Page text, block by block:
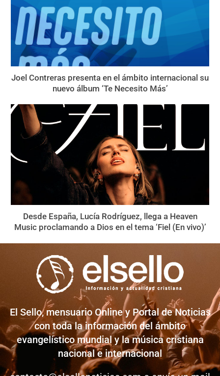
Joel Contreras presenta en el ámbito internacional su
nuevo álbum ‘Te Necesito Más’
Desde España, Lucía Rodríguez, llega a Heaven
Music proclamando a Dios en el tema ‘Fiel (En vivo)’
El Sello, mensuario Online y Portal de Noticias
con toda la información del ámbito
evangelístico mundial y la música cristiana
nacional e internacional